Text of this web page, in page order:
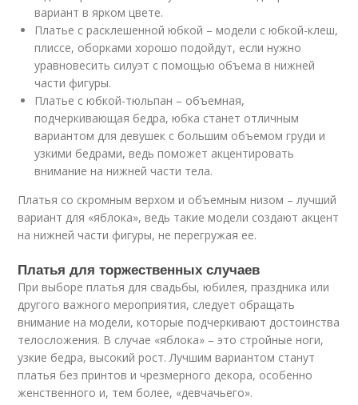
вариант в ярком цвете.
Платье с расклешенной юбкой – модели с юбкой-клеш,
плиссе, оборками хорошо подойдут, если нужно
уравновесить силуэт с помощью объема в нижней
части фигуры.
Платье с юбкой-тюльпан – объемная,
подчеркивающая бедра, юбка станет отличным
вариантом для девушек с большим объемом груди и
узкими бедрами, ведь поможет акцентировать
внимание на нижней части тела.
Платья со скромным верхом и объемным низом – лучший
вариант для «яблока», ведь такие модели создают акцент
на нижней части фигуры, не перегружая ее.
Платья для торжественных случаев
При выборе платья для свадьбы, юбилея, праздника или
другого важного мероприятия, следует обращать
внимание на модели, которые подчеркивают достоинства
телосложения. В случае «яблока» – это стройные ноги,
узкие бедра, высокий рост. Лучшим вариантом станут
платья без принтов и чрезмерного декора, особенно
женственного и, тем более, «девчачьего».